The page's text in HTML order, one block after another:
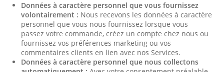
Données à caractère personnel que vous fournissez
volontairement : Nous recevons les données à caractère
personnel que vous nous fournissez lorsque vous
passez votre commande, créez un compte chez nous ou
fournissez vos préférences marketing ou vos
commentaires clients en lien avec nos Services.
Données à caractère personnel que nous collectons